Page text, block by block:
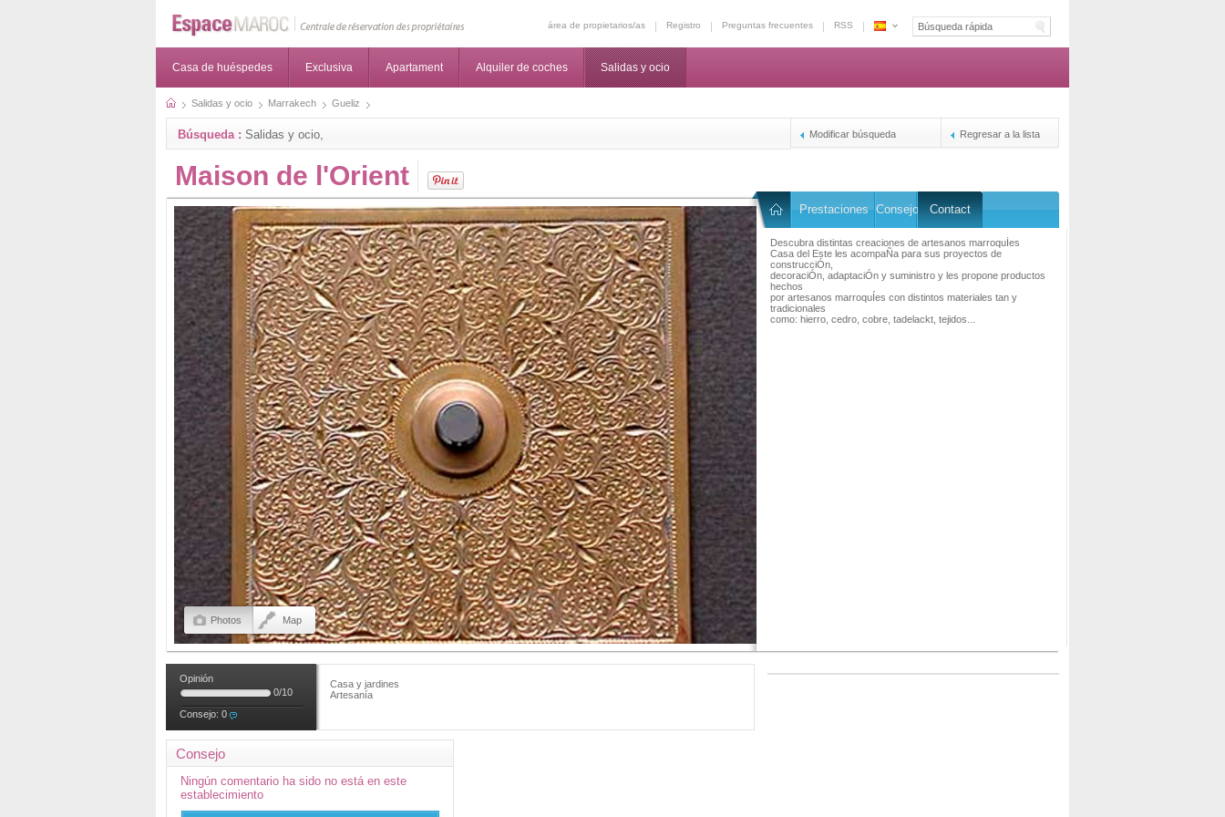
área de propietarios/as Registro Preguntas frecuentes
RSS
duenos
Casa de huéspedes Exclusiva Apartament Alquiler de coches Salidas y ocio
Salidas y ocio Marrakech Gueliz
Búsqueda : Salidas y ocio, Modificar búsqueda Regresar a la lista
Maison de l'Orient
Photos Map
Prestaciones Consejo Contact
Descubra distintas creaciones de artesanos marroquÍes
Casa del Este les acompaÑa para sus proyectos de
construcciÓn,
decoraciÓn, adaptaciÓn y suministro y les propone productos
hechos
por artesanos marroquÍes con distintos materiales tan y
tradicionales
como: hierro, cedro, cobre, tadelackt, tejidos...
Opinión
0/10
Consejo: 0
Casa y jardines
Artesanía
Consejo
Ningún comentario ha sido no está en este
establecimiento